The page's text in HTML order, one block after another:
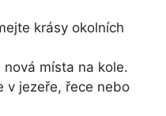
krásy okolních
nová místa na kole.
v jezeře, řece nebo